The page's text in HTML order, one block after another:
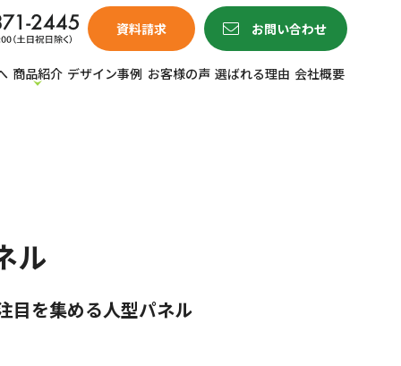
資料請求 お問い合わせ
商品紹介 デザイン事例 お客様の声 選ばれる理由 会社概要
ル
目を集める人型パネル